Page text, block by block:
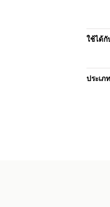
ใช้ได้กั
ประเภท